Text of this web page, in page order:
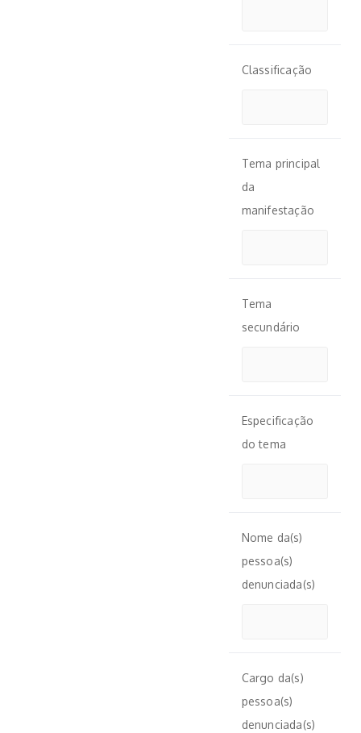
Classificação
Tema principal
da
manifestação
Tema
secundário
Especificação
do tema
Nome da(s)
pessoa(s)
denunciada(s)
Cargo da(s)
pessoa(s)
denunciada(s)